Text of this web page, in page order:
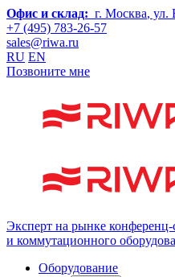
Офис и склад: г. Москва, ул.
+7 (495) 783-26-57
sales@riwa.ru
RU EN
Позвоните мне
Эксперт на рынке конференц-
и коммутационного
Оборудование